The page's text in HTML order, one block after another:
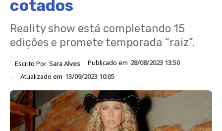
cotados
Reality show está completando 15
edições e promete temporada “raiz”.
Escrito Por Sara Alves Publicado em 28/08/2023 13:50
Atualizado em 13/09/2023 10:05